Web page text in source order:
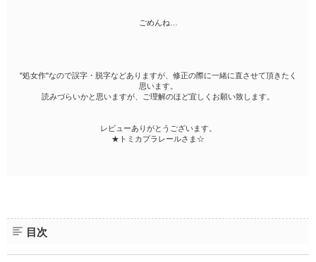
ごめんね…
"処女作"なので誤字・脱字などありますが、修正の際に一緒に直させて頂きたく
思います。
読みづらいかと思いますが、ご理解のほど宜しくお願い致します。
レビューありがとうございます。
★トミカプラレールさま☆
目次